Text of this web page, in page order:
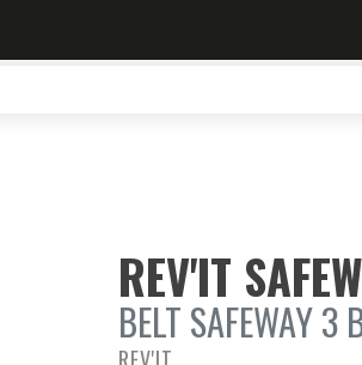
REV'IT
BELT SAFEWAY 3